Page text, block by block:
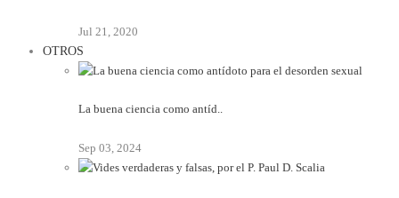
Jul 21, 2020
OTROS
La buena ciencia como antíd..
Sep 03, 2024